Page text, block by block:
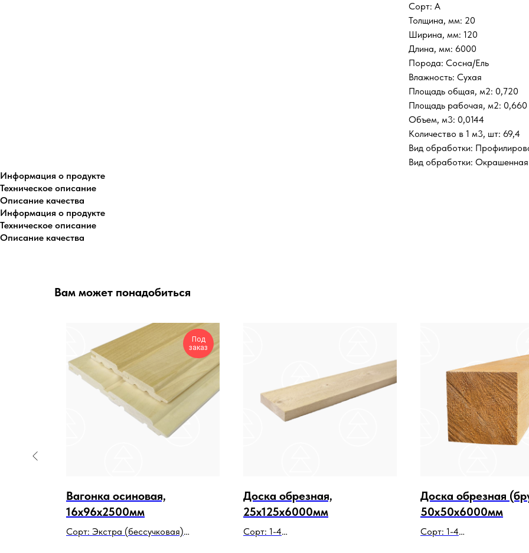
Сорт: А
Толщина, мм: 20
Ширина, мм: 120
Длина, мм: 6000
Порода: Сосна/Ель
Влажность: Сухая
Площадь общая, м2: 0,720
Площадь рабочая, м2: 0,660
Объем, м3: 0,0144
Количество в 1 м3, шт: 69,4
Вид обработки:
Вид обработки: Окрашенная
Информация о продукте
Техническое описание
Описание качества
Информация о продукте
Техническое описание
Описание качества
Вам может понадобиться
Под
заказ
Вагонка осиновая,
16х96х2500мм
Сорт: Экстра (бессучковая)
Доска обрезная,
25х125х6000мм
Сорт: 1-4
Доска обрезная
50х50х6000мм
Сорт: 1-4